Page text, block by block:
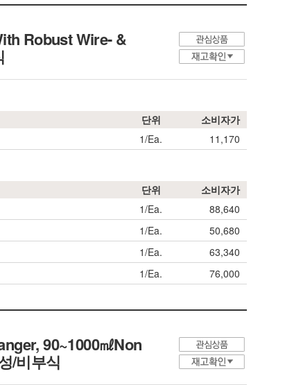
Robust Wire- &
단위
소비자가
1/Ea. 11,170
단위
소비자가
1/Ea.
88,640
1/Ea.
50,680
1/Ea.
63,340
1/Ea. 76,000
90~1000㎖Non
/비부식